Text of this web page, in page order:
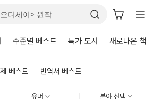
수준별 베스트 특가 도서 새로나온 책
베스트 번역서 베스트
유머 분야 선택